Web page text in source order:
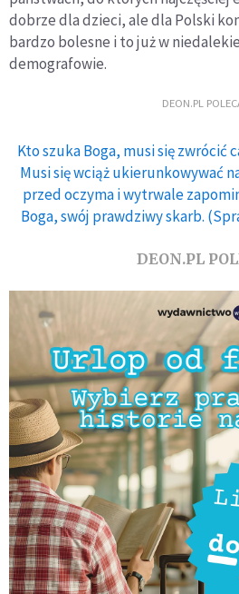
dobrze dla dzieci, ale dla Polski
bardzo bolesne i to już w
demografowie.
DEON.PL
Kto szuka Boga, musi się zwrócić
Musi się wciąż ukierunkowywać
przed oczyma i wytrwale
Boga, swój prawdziwy skarb.
DEON.PL